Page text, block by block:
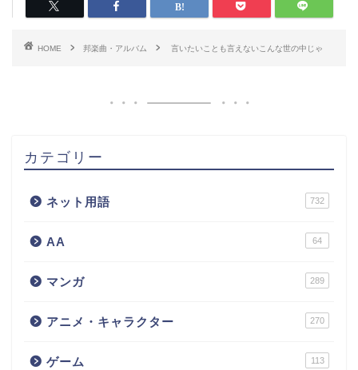
HOME 邦楽曲・アルバム 言いたいことも言えないこんな世の中じゃ
カテゴリー
ネット用語 732
AA 64
マンガ 289
アニメ・キャラクター 270
ゲーム 113